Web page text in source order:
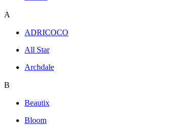
A
ADRICOCO
All Star
Archdale
B
Beautix
Bloom